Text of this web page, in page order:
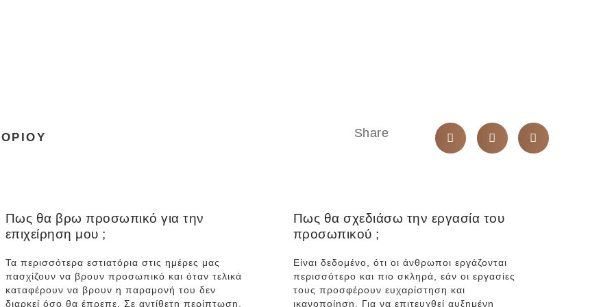
Share
Πως θα βρω προσωπικό για την
επιχείρηση μου ;
Τα περισσότερα εστιατόρια στις ημέρες μας
πασχίζουν να βρουν προσωπικό και όταν τελικά
καταφέρουν να βρουν η παραμονή του δεν
διαρκεί όσο θα έπρεπε. Σε αντίθετη περίπτωση,
Πως θα σχεδιάσω την εργασία του
προσωπικού ;
Είναι δεδομένο, ότι οι άνθρωποι εργάζονται
περισσότερο και πιο σκληρά, εάν οι εργασίες
τους προσφέρουν ευχαρίστηση και
ικανοποίηση. Για να επιτευχθεί αυξημένη